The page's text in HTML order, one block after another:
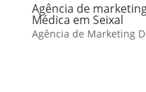
Agência de
Médica em Seixal
Agência de Marketing